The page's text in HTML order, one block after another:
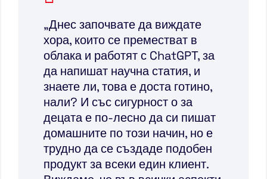
„Днес започвате да виждате
хора, които се преместват в
облака и работят с ChatGPT, за
да напишат научна статия, и
знаете ли, това е доста готино,
нали? И със сигурност о за
децата е по-лесно да си пишат
домашните по този начин, но е
трудно да се създаде подобен
продукт за всеки един клиент.